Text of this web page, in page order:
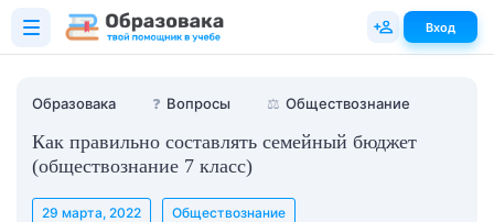
Образовака ❓ Вопросы ⚖️ Обществознание
Как правильно составлять семейный бюджет
(обществознание 7 класс)
29 марта, 2022 Обществознание
Вход